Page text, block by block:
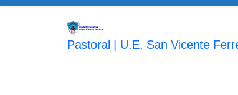
Saltar
Pastoral | U.E. San Vicente